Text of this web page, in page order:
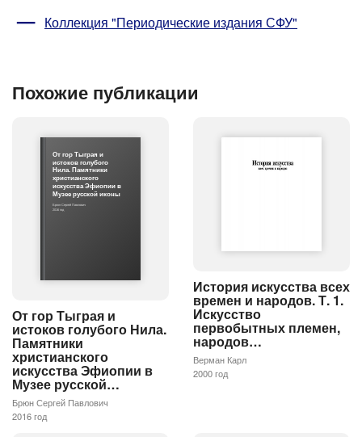
Коллекция "Периодические издания СФУ"
Похожие публикации
От гор Тыграя и
истоков голубого
Нила. Памятники
христианского
искусства Эфиопии в
Музее русской иконы
Брюн Сергей Павлович
2016 год
От гор Тыграя и
истоков голубого Нила.
Памятники
христианского
искусства Эфиопии в
Музее русской…
Брюн Сергей Павлович
2016 год
История искусства всех
времен и народов. Т. 1.
Искусство
первобытных племен,
народов…
Верман Карл
2000 год